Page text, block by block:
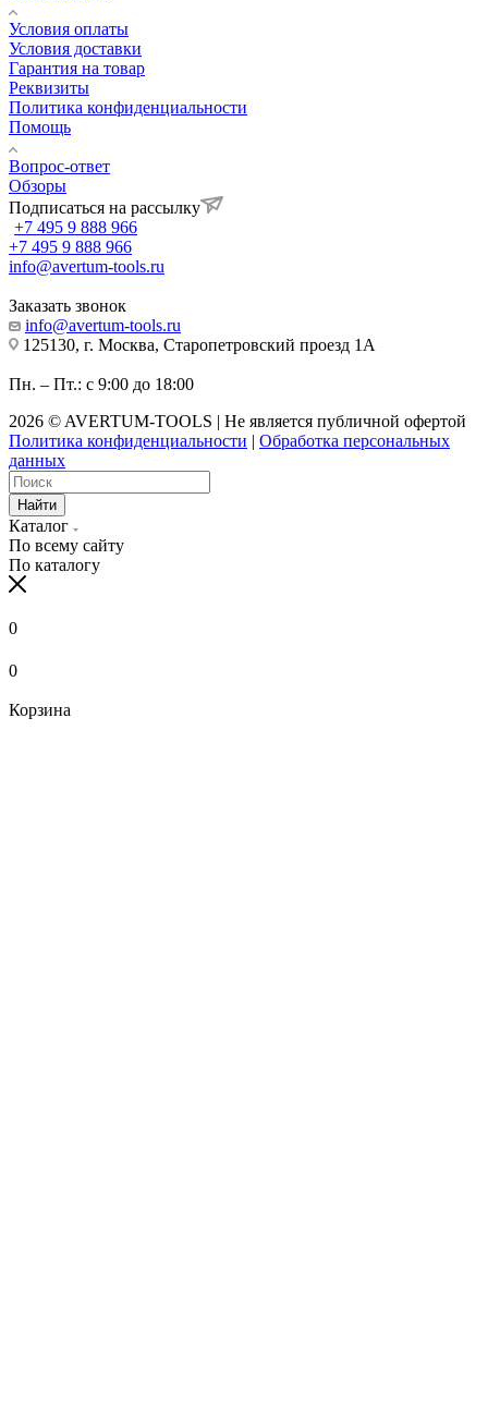
Условия оплаты
Условия доставки
Гарантия на товар
Реквизиты
Политика конфиденциальности
Помощь
Вопрос-ответ
Обзоры
Подписаться на рассылку
+7 495 9 888 966
+7 495 9 888 966
info@avertum-tools.ru
Заказать звонок
info@avertum-tools.ru
125130, г. Москва, Старопетровский проезд 1А
Пн. – Пт.: с 9:00 до 18:00
2026 © AVERTUM-TOOLS | Не является публичной офертой
Политика конфиденциальности | Обработка персональных
данных
Найти
Каталог
По всему сайту
По каталогу
0
0
Корзина